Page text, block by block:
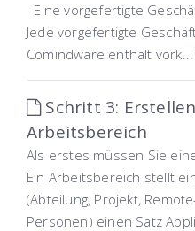
Eine vorgefertigte
Jede vorgefertigte
Comindware enthält vork...
Schritt 3:
Arbeitsbereich
Als erstes müssen Sie
Ein Arbeitsbereich stellt
(Abteilung, Projekt,
Personen) einen Satz